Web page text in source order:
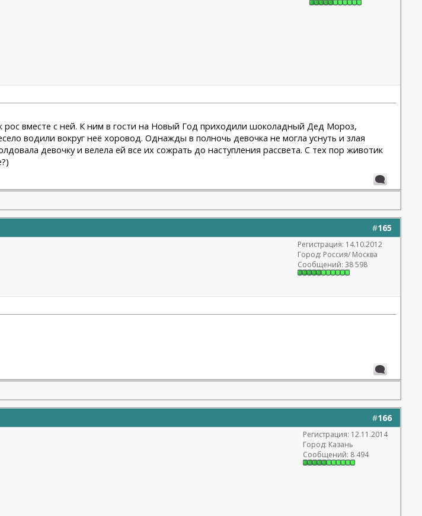
вместе с ней. К ним в гости на Новый Год приходили шоколадный Дед Мороз,
водили вокруг неё хоровод. Однажды в полночь девочка не могла уснуть и злая
девочку и велела ей все их сожрать до наступления рассвета. С тех пор животик
#165
Регистрация: 14.10.2012
Город: Россия/ Москва
Сообщений: 38 598
#166
Регистрация: 12.11.2014
Город: Казань
Сообщений: 8 494